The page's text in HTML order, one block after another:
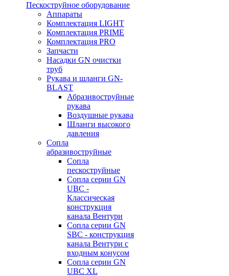
Пескоструйное оборудование
Аппараты
Комплектация LIGHT
Комплектация PRIME
Комплектация PRO
Запчасти
Насадки GN очистки
труб
Рукава и шланги GN-
BLAST
Абразивоструйные
рукава
Воздушные рукава
Шланги высокого
давления
Сопла
абразивоструйные
Сопла
пескоструйные
Сопла серии GN
UBC -
Классическая
конструкция
канала Вентури
Сопла серии GN
SBC - конструкция
канала Вентури c
входным конусом
Сопла серии GN
UBC XL